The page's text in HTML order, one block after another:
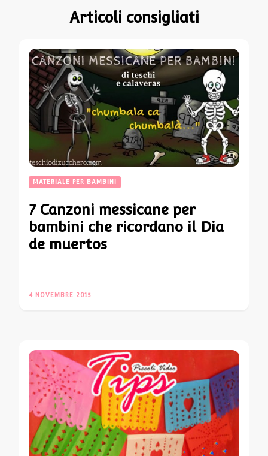
Articoli consigliati
MATERIALE PER BAMBINI
7 Canzoni messicane per
bambini che ricordano il Dia
de muertos
4 NOVEMBRE 2015